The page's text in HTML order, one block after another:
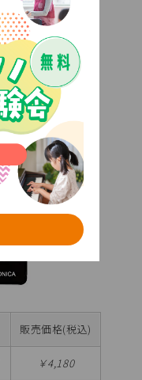
販売価格(税込)
￥4,180